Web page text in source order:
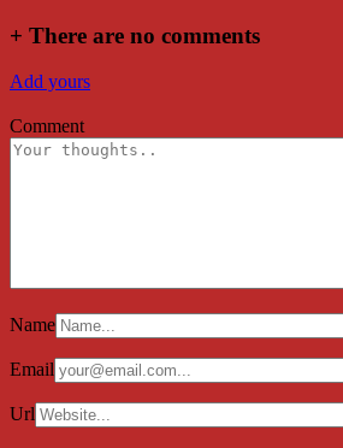
+ There are no comments
Add yours
Comment
Name
Email
Url